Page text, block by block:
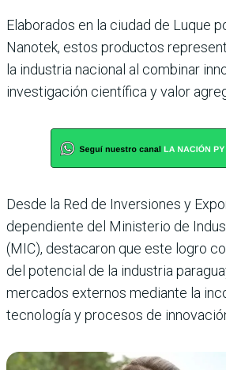
Elaborados en la ciudad de Luque
Nanotek, estos productos
la industria nacional al combinar
investigación científica y valor
Desde la Red de Inversiones y
dependiente del Ministerio de
(MIC), destacaron que este logro
del potencial de la industria
mercados externos mediante la
tecnología y procesos de